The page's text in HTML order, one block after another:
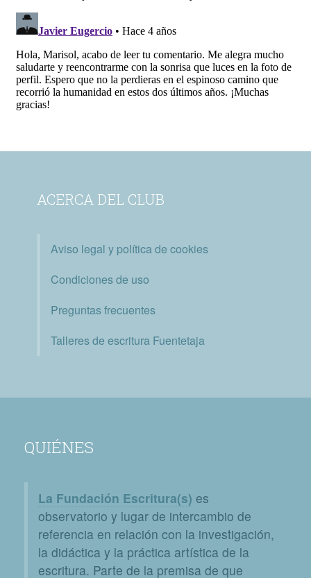
ACERCA DEL CLUB
Aviso legal y política de cookies
Condiciones de uso
Preguntas frecuentes
Talleres de escritura Fuentetaja
QUIÉNES
La Fundación Escritura(s) es
observatorio y lugar de intercambio de
referencia en relación con la investigación,
la didáctica y la práctica artística de la
escritura. Parte de la premisa de que